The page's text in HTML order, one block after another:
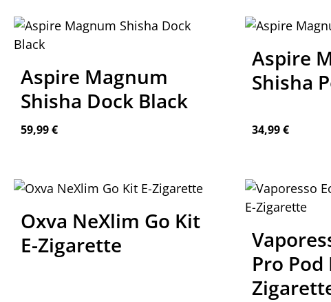
Aspire Magnum
Shisha Dock Black
Regulärer Preis:
59,99 €
Aspire
Shisha
Regulärer Preis:
34,99 €
Oxva NeXlim Go Kit
E-Zigarette
Pro Pod